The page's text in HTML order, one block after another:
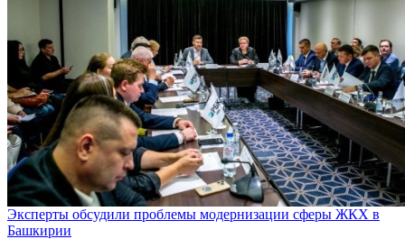
Эксперты обсудили проблемы модернизации сферы ЖКХ в
Башкирии